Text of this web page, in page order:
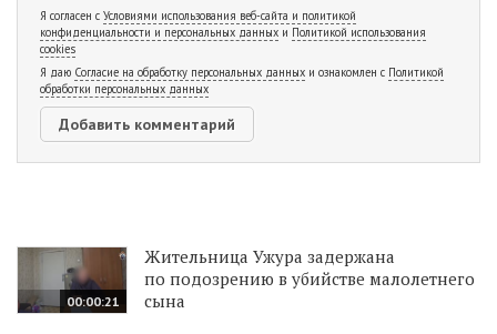
Я согласен с Условиями использования веб-сайта и политикой
конфиденциальности и персональных данных и Политикой использования
cookies
Я даю Согласие на обработку персональных данных и ознакомлен с Политикой
обработки персональных данных
00:00:21
Жительница Ужура задержана
по подозрению в убийстве малолетнего
сына